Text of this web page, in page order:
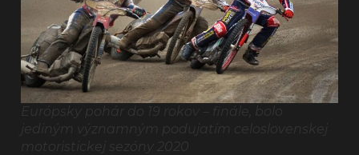
Európsky pohár do 19 rokov – finále, bolo
jediným významným podujatím celoslovenskej
motoristickej sezóny 2020